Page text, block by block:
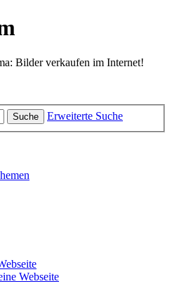
Bilder verkaufen im Internet!
Suche Erweiterte Suche
Webseite